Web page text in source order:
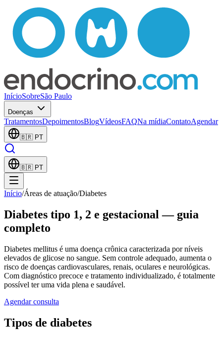
InícioSobreSão Paulo
Doenças
TratamentosDepoimentosBlogVídeosFAQNa mídiaContatoAgendar
🇧🇷 PT
🇧🇷 PT
Início/Áreas de atuação/Diabetes
Diabetes tipo 1, 2 e gestacional — guia
completo
Diabetes mellitus é uma doença crônica caracterizada por níveis
elevados de glicose no sangue. Sem controle adequado, aumenta o
risco de doenças cardiovasculares, renais, oculares e neurológicas.
Com diagnóstico precoce e tratamento individualizado, é totalmente
possível ter uma vida plena e saudável.
Agendar consulta
Tipos de diabetes